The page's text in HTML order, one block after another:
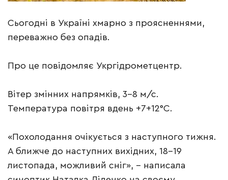
Сьогодні в Україні хмарно з проясненнями,
переважно без опадів.
Про це повідомляє Укргідрометцентр.
Вітер змінних напрямків, 3-8 м/с.
Температура повітря вдень +7+12°С.
«Похолодання очікується з наступного тижня.
А ближче до наступних вихідних, 18-19
листопада, можливий сніг», – написала